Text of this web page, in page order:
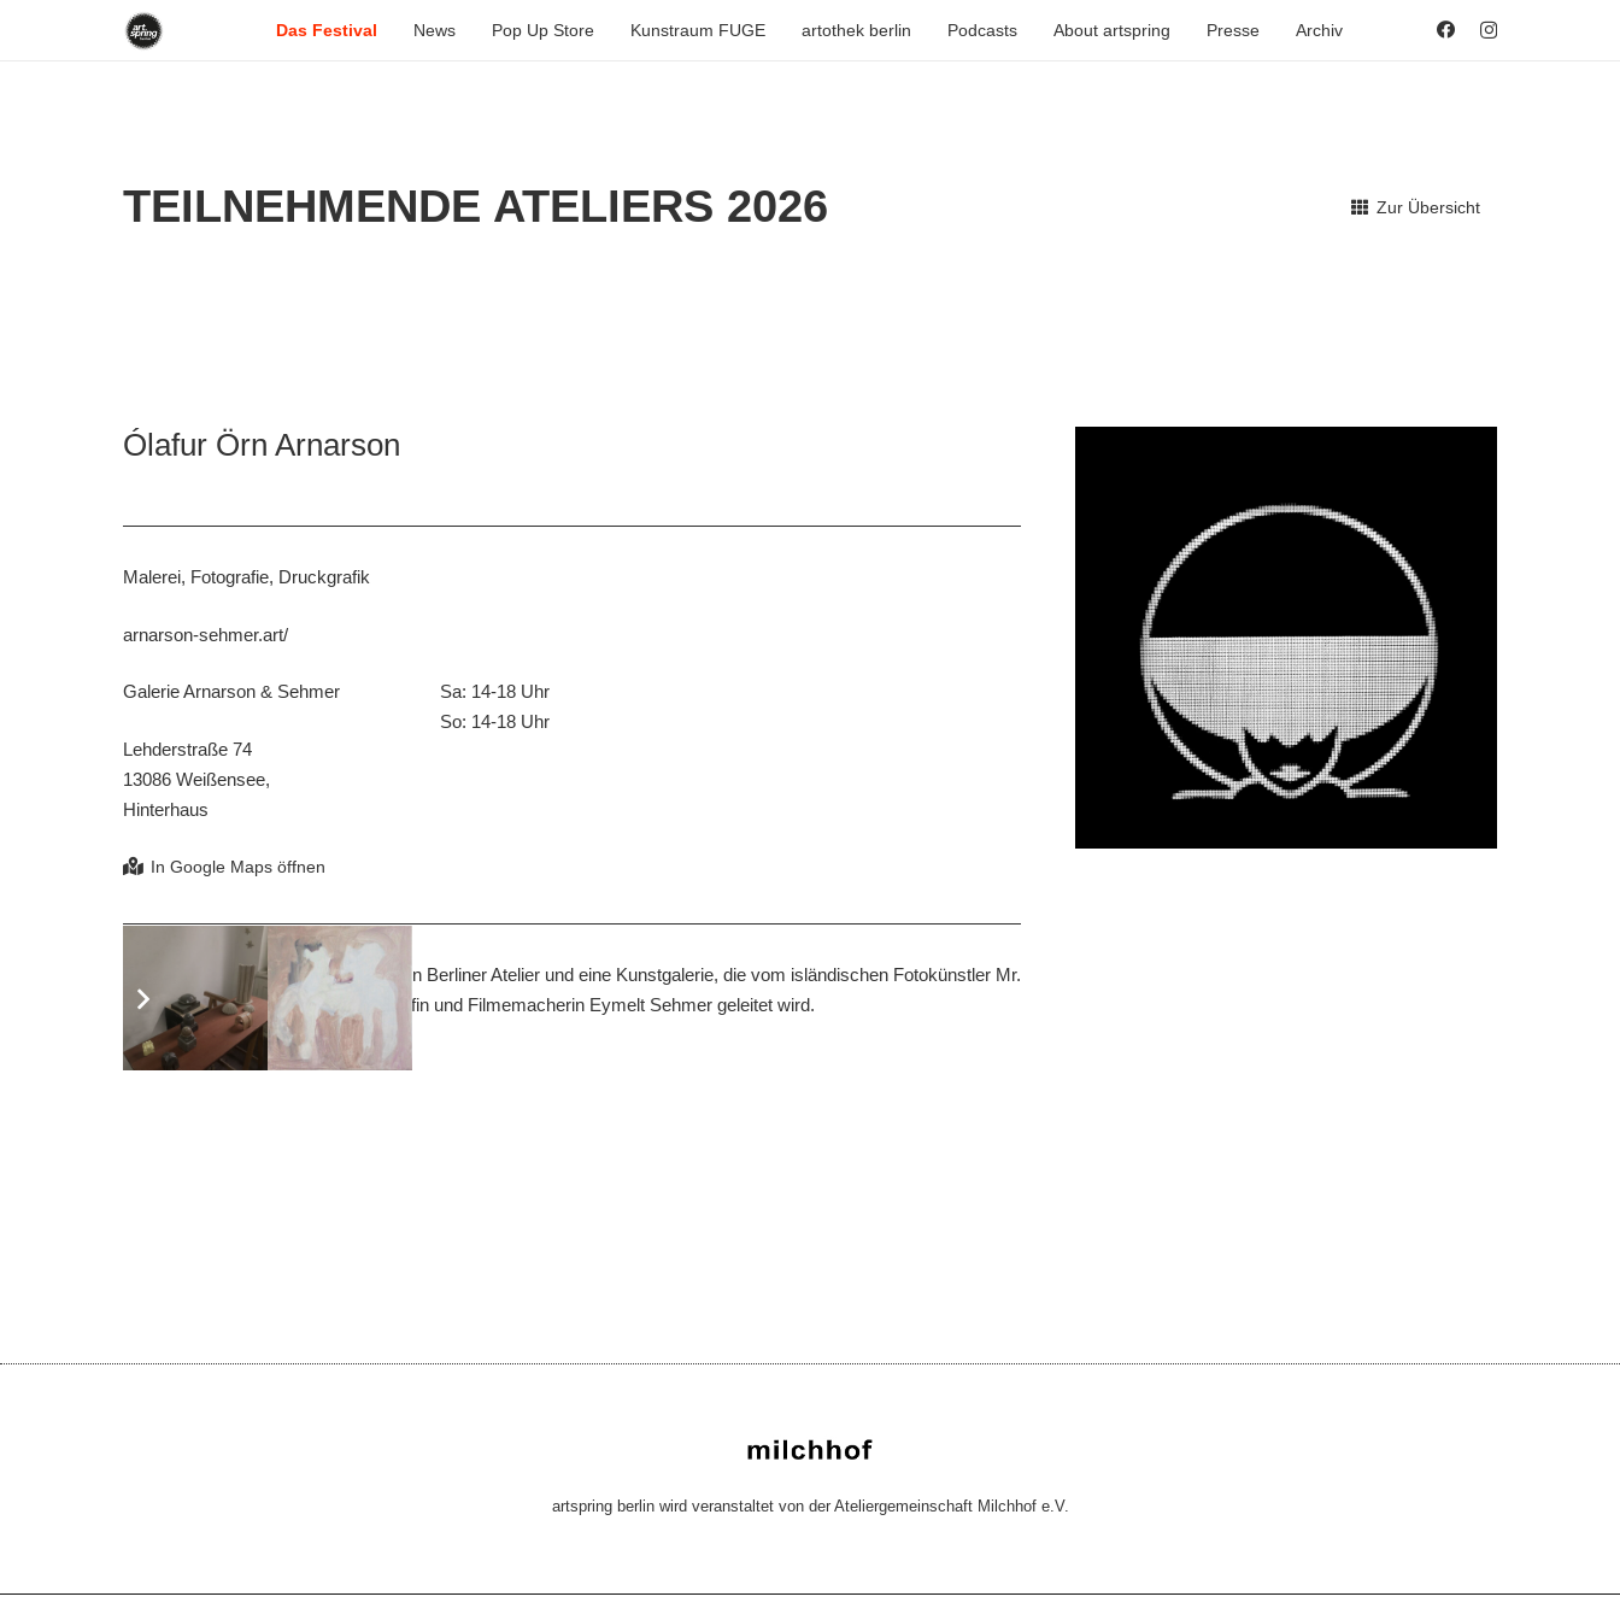
Das Festival News Pop Up Store Kunstraum FUGE artothek berlin Podcasts About artspring Presse Archiv
TEILNEHMENDE ATELIERS 2026 Zur Übersicht
Ólafur Örn Arnarson
Malerei, Fotografie, Druckgrafik
arnarson-sehmer.art/
Galerie Arnarson & Sehmer
Lehderstraße 74
13086 Weißensee,
Hinterhaus
Sa: 14-18 Uhr
So: 14-18 Uhr
Die Galerie Arnarson & Sehmer ist ein Berliner Atelier und eine Kunstgalerie, die vom isländischen Fotokünstler Mr.
Arnarson und der deutschen Fotografin und Filmemacherin Eymelt Sehmer geleitet wird.
artspring berlin wird veranstaltet von der Ateliergemeinschaft Milchhof e.V.